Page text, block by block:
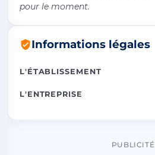
pour le moment.
Informations légales
L'ÉTABLISSEMENT
L'ENTREPRISE
PUBLICITÉ